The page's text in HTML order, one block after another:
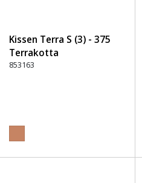
Kissen Terra S (3) - 375
Terrakotta
853163